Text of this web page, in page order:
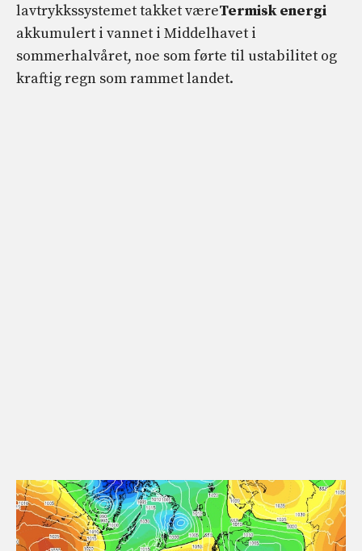
lavtrykkssystemet takket væreTermisk energi
akkumulert i vannet i Middelhavet i
sommerhalvåret, noe som førte til ustabilitet og
kraftig regn som rammet landet.